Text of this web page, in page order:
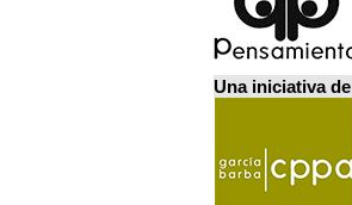
Una iniciativa de